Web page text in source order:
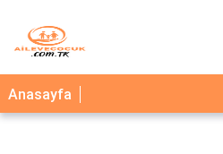
AİLE
ÇOCUK
Anasayfa